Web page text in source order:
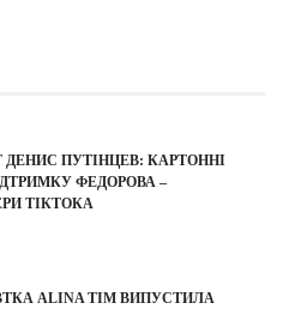
ДЕНИС ПУТІНЦЕВ: КАРТОННІ
ФЕДОРОВА –
ТІКТОКА
ALINA TIM ВИПУСТИЛА